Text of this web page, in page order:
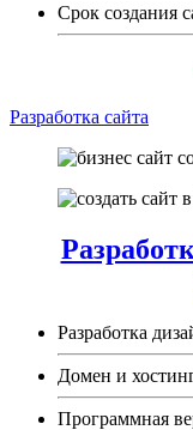
Срок создания
Разработка сайта
Разработка
Домен и
Программная